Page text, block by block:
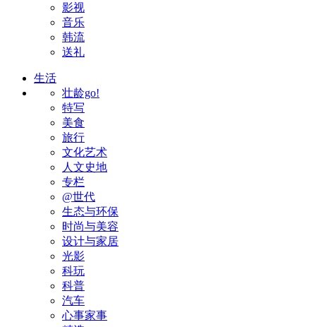
影视
音乐
韩流
送礼
生活
壮龄go!
特写
美食
旅行
文化艺术
人文史地
专栏
@世代
生态与环保
时尚与美容
设计与家居
光影
科玩
科普
汽车
心事家事